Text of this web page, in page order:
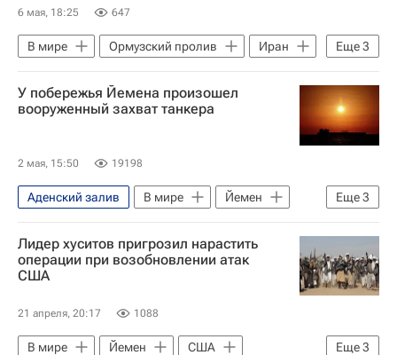
6 мая, 18:25 647
Еще3
В мире Ормузский пролив
Иран
Париж
Шарль де Голль
Эммануэль Макрон
У побережья Йемена произошел
вооруженный захват танкера
2 мая, 15:50 19198
Еще3
Аденский залив В мире
Йемен
Того
Сомали
Случаи нападения морских пиратов
Лидер хуситов пригрозил нарастить
операции при возобновлении атак
США
21 апреля, 20:17 1088
Еще3
В мире Йемен
США